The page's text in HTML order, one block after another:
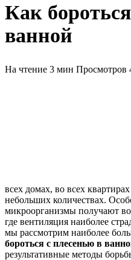
Как
ванной
На чтение 3 мин Просмотров
всех домах, во всех
небольших количествах.
микроорганизмы получают
где вентиляция наиболее
мы рассмотрим наиболее
бороться с плесенью в
результативные методы